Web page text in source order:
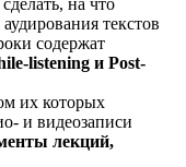
на что
текстов
содержат
listening и Post-
их которых
и видеозаписи
лекций,